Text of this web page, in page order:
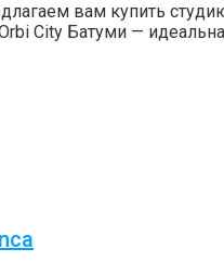
вам купить
City Батуми —